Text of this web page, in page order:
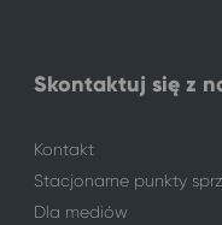
Skontaktuj się z
Kontakt
Stacjonarne punkty
Dla mediów